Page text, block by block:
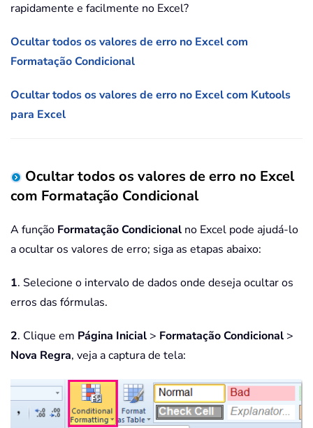
rapidamente e facilmente no Excel?
Ocultar todos os valores de erro no Excel com
Formatação Condicional
Ocultar todos os valores de erro no Excel com Kutools
para Excel
Ocultar todos os valores de erro no Excel
com Formatação Condicional
A função Formatação Condicional no Excel pode ajudá-lo
a ocultar os valores de erro; siga as etapas abaixo:
1. Selecione o intervalo de dados onde deseja ocultar os
erros das fórmulas.
2. Clique em Página Inicial > Formatação Condicional >
Nova Regra, veja a captura de tela: